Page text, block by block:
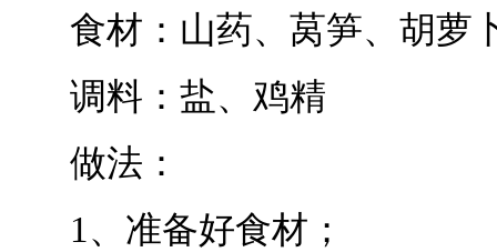
食材：山药、莴笋、胡萝
调料：盐、鸡精
做法：
1、准备好食材；